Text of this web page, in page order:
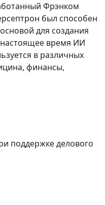
Фрэнком
был способен
для создания
время ИИ
в различных
финансы,
поддержке делового